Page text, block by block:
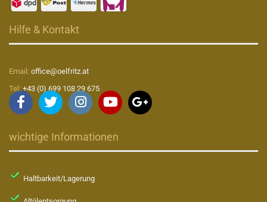
Hilfe & Kontakt
Email: office@oelfritz.at
Tel:+43 (0) 699 108 29 675
wichtige Informationen
Haltbarkeit/Lagerung